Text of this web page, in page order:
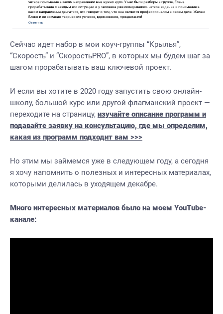
Сейчас идет набор в мои коуч-группы “Крылья”,
“Скорость” и “СкоростьPRO”, в которых мы будем шаг за
шагом прорабатывать ваш ключевой проект.
И если вы хотите в 2020 году запустить свою онлайн-
школу, большой курс или другой флагманский проект —
переходите на страницу, изучайте описание программ и
подавайте заявку на консультацию, где мы определим,
какая из программ подходит вам >>>
Но этим мы займемся уже в следующем году, а сегодня
я хочу напомнить о полезных и интересных материалах,
которыми делилась в уходящем декабре.
Много интересных материалов было на моем YouTube-
канале: